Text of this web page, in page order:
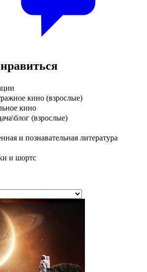
кино (взрослые)
кино
(взрослые)
и познавательная литература
и шортс